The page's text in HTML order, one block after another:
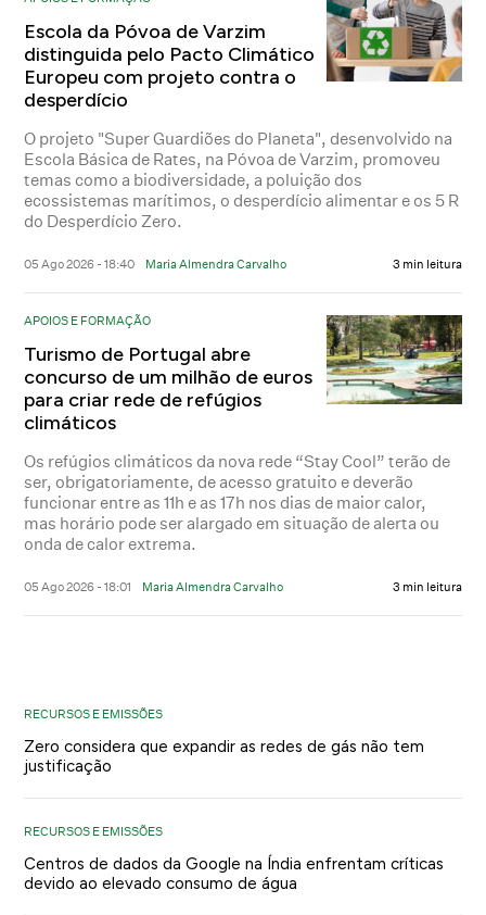
Escola da Póvoa de Varzim
distinguida pelo Pacto Climático
Europeu com projeto contra o
desperdício
O projeto "Super Guardiões do Planeta", desenvolvido na
Escola Básica de Rates, na Póvoa de Varzim, promoveu
temas como a biodiversidade, a poluição dos
ecossistemas marítimos, o desperdício alimentar e os 5 R
do Desperdício Zero.
05 Ago 2026 - 18:40 Maria Almendra Carvalho 3 min leitura
APOIOS E FORMAÇÃO
Turismo de Portugal abre
concurso de um milhão de euros
para criar rede de refúgios
climáticos
Os refúgios climáticos da nova rede “Stay Cool” terão de
ser, obrigatoriamente, de acesso gratuito e deverão
funcionar entre as 11h e as 17h nos dias de maior calor,
mas horário pode ser alargado em situação de alerta ou
onda de calor extrema.
05 Ago 2026 - 18:01 Maria Almendra Carvalho 3 min leitura
RECURSOS E EMISSÕES
Zero considera que expandir as redes de gás não tem
justificação
RECURSOS E EMISSÕES
Centros de dados da Google na Índia enfrentam críticas
devido ao elevado consumo de água